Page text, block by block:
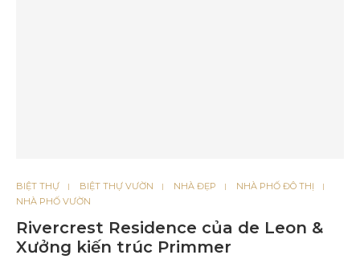
BIỆT THỰ BIỆT THỰ VƯỜN NHÀ ĐẸP
NHÀ PHỐ ĐÔ THỊ
NHÀ PHỐ VƯỜN
Rivercrest Residence của de Leon &
Xưởng kiến ​​trúc Primmer